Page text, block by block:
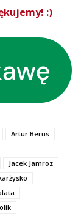
:)
Artur Berus
Jacek Jamroz